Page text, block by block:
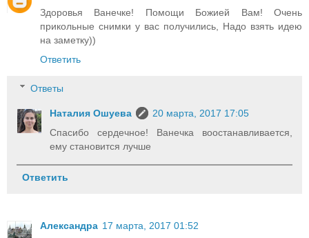
Здоровья Ванечке! Помощи Божией Вам! Очень
прикольные снимки у вас получились, Надо взять идею
на заметку))
Ответить
Ответы
Наталия Ошуева
20 марта, 2017 17:05
Спасибо сердечное! Ванечка воостанавливается,
ему становится лучше
Ответить
Александра 17 марта, 2017 01:52